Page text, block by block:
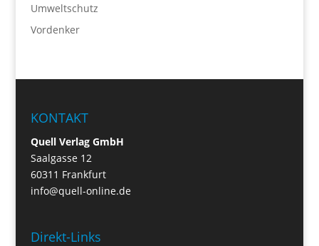
Umweltschutz
Vordenker
KONTAKT
Quell Verlag GmbH
Saalgasse 12
60311 Frankfurt
info@quell-online.de
Direkt-Links